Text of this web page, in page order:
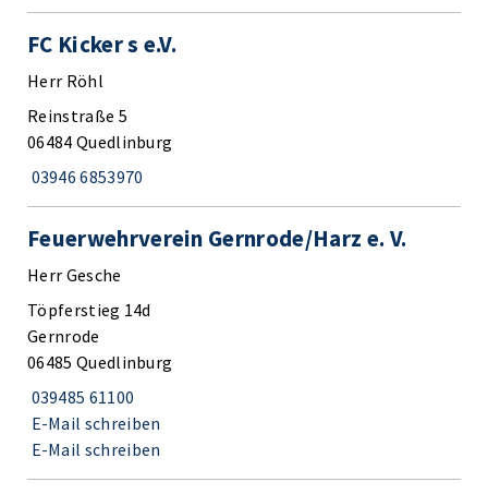
FC Kicker s e.V.
Herr Röhl
Reinstraße 5
06484 Quedlinburg
03946 6853970
Feuerwehrverein Gernrode/Harz e. V.
Herr Gesche
Töpferstieg 14d
Gernrode
06485 Quedlinburg
039485 61100
E-Mail schreiben
E-Mail schreiben